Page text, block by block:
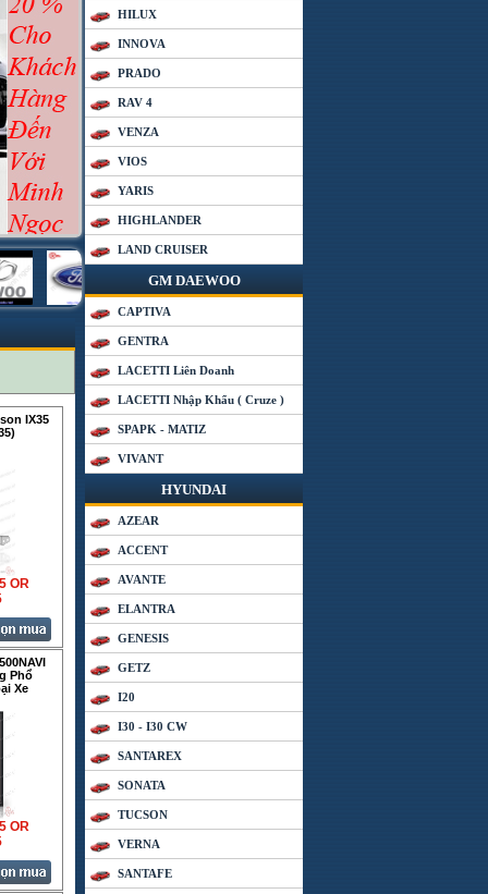
IX35
OR
Phổ
Xe
OR
HILUX
INNOVA
PRADO
RAV 4
VENZA
VIOS
YARIS
HIGHLANDER
LAND CRUISER
GM DAEWOO
CAPTIVA
GENTRA
LACETTI Liên Doanh
LACETTI Nhập Khẩu ( Cruze )
SPAPK - MATIZ
VIVANT
HYUNDAI
AZEAR
ACCENT
AVANTE
ELANTRA
GENESIS
GETZ
I20
I30 - I30 CW
SANTAREX
SONATA
TUCSON
VERNA
SANTAFE